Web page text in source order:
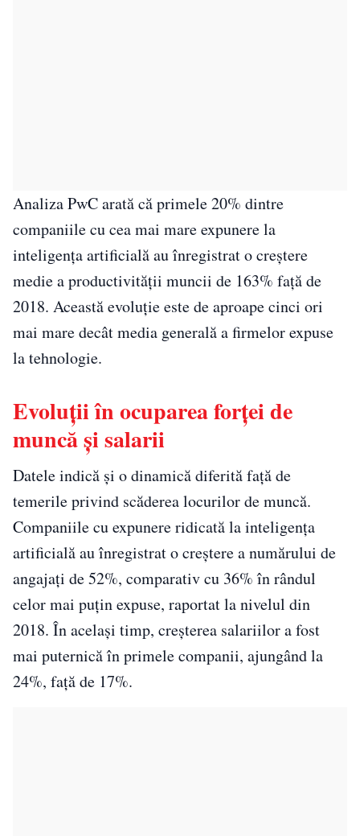
Analiza PwC arată că primele 20% dintre
companiile cu cea mai mare expunere la
inteligența artificială au înregistrat o creștere
medie a productivității muncii de 163% față de
2018. Această evoluție este de aproape cinci ori
mai mare decât media generală a firmelor expuse
la tehnologie.
Evoluții în ocuparea forței de
muncă și salarii
Datele indică și o dinamică diferită față de
temerile privind scăderea locurilor de muncă.
Companiile cu expunere ridicată la inteligența
artificială au înregistrat o creștere a numărului de
angajați de 52%, comparativ cu 36% în rândul
celor mai puțin expuse, raportat la nivelul din
2018. În același timp, creșterea salariilor a fost
mai puternică în primele companii, ajungând la
24%, față de 17%.